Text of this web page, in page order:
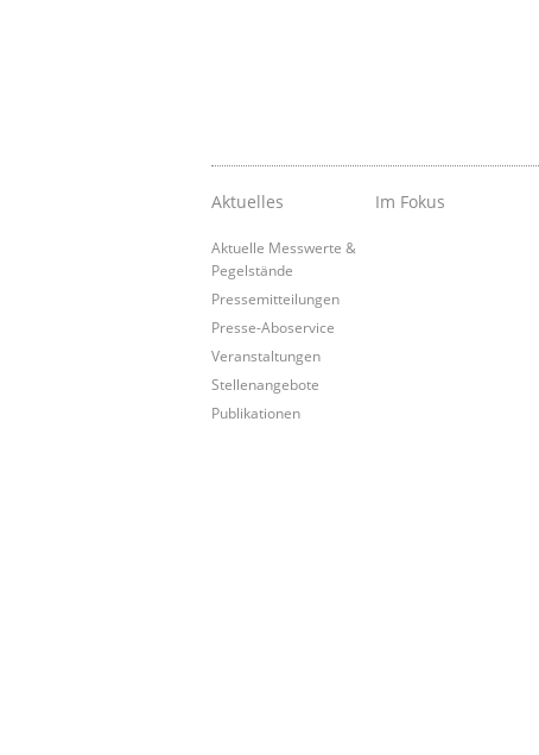
Aktuelles
Aktuelle Messwerte &
Pegelstände
Pressemitteilungen
Presse-Aboservice
Veranstaltungen
Stellenangebote
Publikationen
Im Fokus